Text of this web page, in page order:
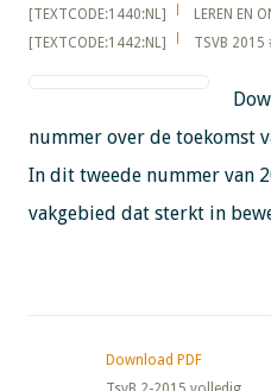
[TEXTCODE:1440:NL]
LEREN EN
[TEXTCODE:1442:NL]
TSVB 2015
nummer over de toekomst
In dit tweede nummer van
vakgebied dat sterkt in
Download PDF